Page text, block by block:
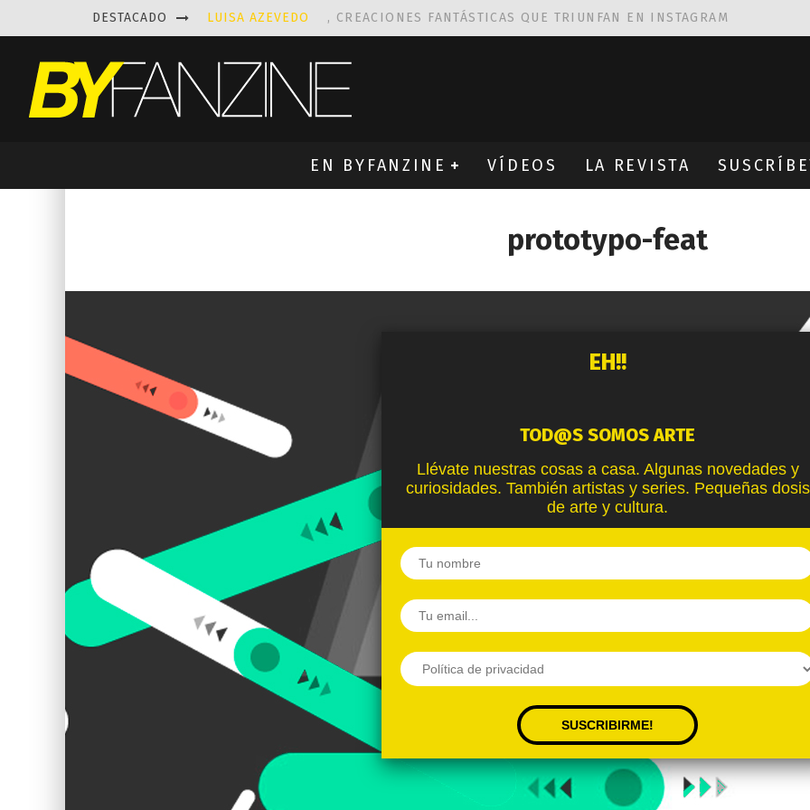
DESTACADO LUISA AZEVEDO , CREACIONES FANTÁSTICAS QUE TRIUNFAN EN INSTAGRAM
KAETHE BUTCHER EXPLORACIÓN PROVOCATIVA Y ERÓTICA
EN BYFANZINE VÍDEOS LA REVISTA
prototypo-feat
EH!!
TOD@S SOMOS ARTE
Llévate nuestras cosas a casa. Algunas novedades y
curiosidades. También artistas y series. Pequeñas dosis
de arte y cultura.